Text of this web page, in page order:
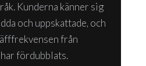
Kunderna känner sig
och uppskattade, och
från
fördubblats.